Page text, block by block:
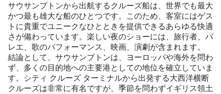
サウサンプトンから出航するクルーズ船は、世界でも最大
かつ最も雄大な船のひとつです。このため、客室にはゲス
トに貴重でユニークなひとときを提供できるあらゆる快適
さが備わっています。楽しい夜のショーには、旅行者、バ
レエ、歌のパフォーマンス、映画、演劇が含まれます。
結論として、サウサンプトンは、ヨーロッパや海外を問わ
ず、多くの目的地への主要港としての地位を確立していま
す。シティ クルーズ ターミナルから出発する大西洋横断
クルーズは非常に有名ですが、季節を問わずイギリス領土